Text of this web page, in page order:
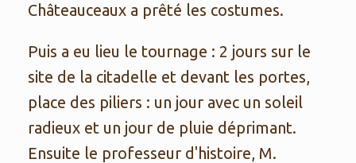
Châteauceaux a prêté les costumes.
Puis a eu lieu le tournage : 2 jours sur le
site de la citadelle et devant les portes,
place des piliers : un jour avec un soleil
radieux et un jour de pluie déprimant.
Ensuite le professeur d'histoire, M.